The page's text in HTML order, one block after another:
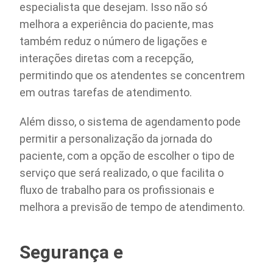
especialista que desejam. Isso não só
melhora a experiência do paciente, mas
também reduz o número de ligações e
interações diretas com a recepção,
permitindo que os atendentes se concentrem
em outras tarefas de atendimento.
Além disso, o sistema de agendamento pode
permitir a personalização da jornada do
paciente, com a opção de escolher o tipo de
serviço que será realizado, o que facilita o
fluxo de trabalho para os profissionais e
melhora a previsão de tempo de atendimento.
Segurança e